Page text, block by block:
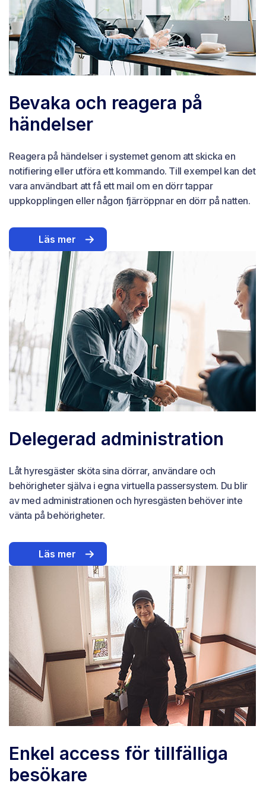
Bevaka och reagera på
händelser
Reagera på händelser i systemet genom att skicka en
notifiering eller utföra ett kommando. Till exempel kan det
vara användbart att få ett mail om en dörr tappar
uppkopplingen eller någon fjärröppnar en dörr på natten.
Läs mer
Delegerad administration
Låt hyresgäster sköta sina dörrar, användare och
behörigheter själva i egna virtuella passersystem. Du blir
av med administrationen och hyresgästen behöver inte
vänta på behörigheter.
Läs mer
Enkel access för tillfälliga
besökare